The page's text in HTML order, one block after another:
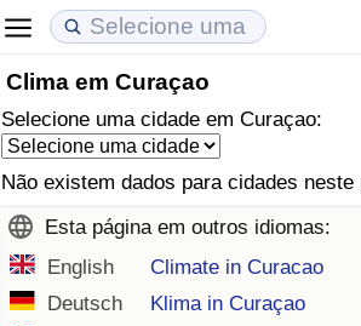
Clima em Curaçao
Selecione uma cidade em Curaçao:
Não existem dados para cidades neste
Esta página em outros idiomas:
English
Climate in Curacao
Deutsch
Klima in Curaçao
Custo de Vida
Indicador de Custo de Vida (Atual)
Indicador de Custo de Vida
Indicador de Custo de Vida Por País
Preços de Imóveis
Indicador de Preços de Imóveis
Indicador de Preços de Imóveis
Indicador de Preços de Imóveis por
Qualidade de Vida
Indicador de Qualidade de Vida
Indicador de Qualidade de Vida (Atual)
Índice de qualidade de vida por país